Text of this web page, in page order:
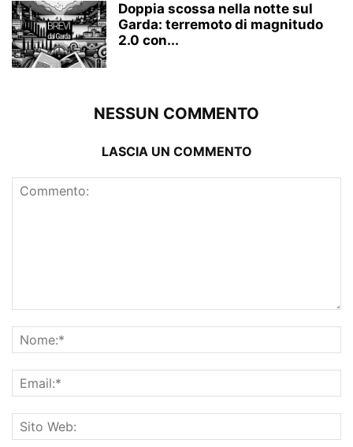
Doppia scossa nella notte sul
Garda: terremoto di magnitudo
2.0 con...
NESSUN COMMENTO
LASCIA UN COMMENTO